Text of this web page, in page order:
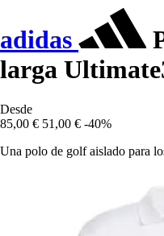
adidas
larga
Desde
85,00 € 51,00 € -40%
Una polo de golf aislado para